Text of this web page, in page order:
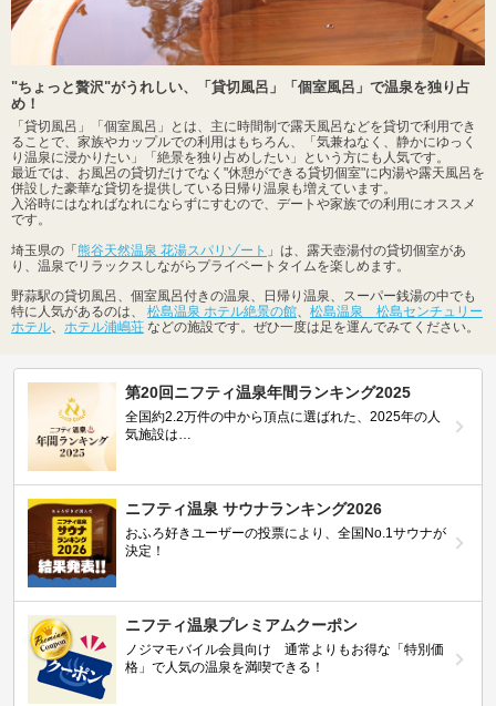
"ちょっと贅沢"がうれしい、「貸切風呂」「個室風呂」で温泉を独り占
め！
「貸切風呂」「個室風呂」とは、主に時間制で露天風呂などを貸切で利用でき
ることで、家族やカップルでの利用はもちろん、「気兼ねなく、静かにゆっく
り温泉に浸かりたい」「絶景を独り占めしたい」という方にも人気です。
最近では、お風呂の貸切だけでなく"休憩ができる貸切個室"に内湯や露天風呂を
併設した豪華な貸切を提供している日帰り温泉も増えています。
入浴時にはなればなれにならずにすむので、デートや家族での利用にオススメ
です。
埼玉県の「 熊谷天然温泉 花湯スパリゾート 」は、露天壺湯付の貸切個室があ
り、温泉でリラックスしながらプライベートタイムを楽しめます。
野蒜駅の貸切風呂、個室風呂付きの温泉、日帰り温泉、スーパー銭湯の中でも
特に人気があるのは、 松島温泉 ホテル絶景の館、 松島温泉 松島センチュリー
ホテル、 ホテル浦嶋荘 などの施設です。ぜひ一度は足を運んでみてください。
第20回ニフティ温泉年間ランキング2025
全国約2.2万件の中から頂点に選ばれた、2025年の人
気施設は…
ニフティ温泉 サウナランキング2026
おふろ好きユーザーの投票により、全国No.1サウナが
決定！
ニフティ温泉プレミアムクーポン
ノジマモバイル会員向け 通常よりもお得な「特別価
格」で人気の温泉を満喫できる！